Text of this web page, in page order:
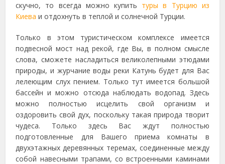
скучно, то всегда можно купить туры в Турцию из
Киева и отдохнуть в теплой и солнечной Турции.
Только в этом туристическом комплексе имеется
подвесной мост над рекой, где Вы, в полном смысле
слова, сможете насладиться великолепными этюдами
природы, и журчание воды реки Катунь будет для Вас
лелеющим слух пением. Только тут имеется большой
бассейн и можно отсюда наблюдать водопад. Здесь
можно полностью исцелить свой организм и
оздоровить свой дух, поскольку такая природа творит
чудеса. Только здесь Вас ждут полностью
подготовленные для Вашего приема комнаты в
двухэтажных деревянных теремах, соединенные между
собой навесными трапами, cо встроенными каминами